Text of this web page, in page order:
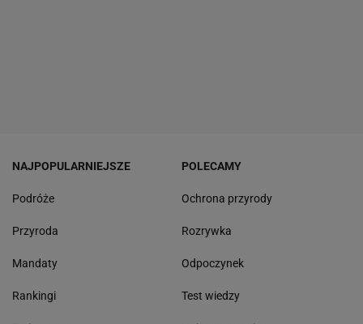
NAJPOPULARNIEJSZE
Podróże
Przyroda
Mandaty
Rankingi
POLECAMY
Ochrona przyrody
Rozrywka
Odpoczynek
Test wiedzy